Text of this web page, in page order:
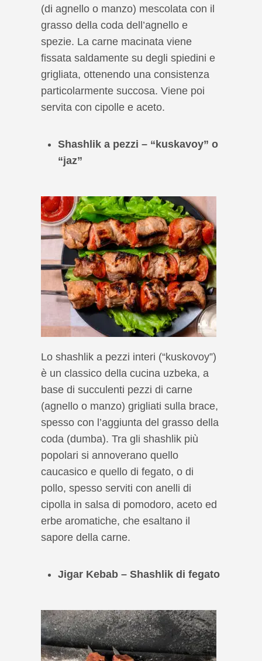
(di agnello o manzo) mescolata con il
grasso della coda dell’agnello e
spezie. La carne macinata viene
fissata saldamente su degli spiedini e
grigliata, ottenendo una consistenza
particolarmente succosa. Viene poi
servita con cipolle e aceto.
Shashlik a pezzi – “kuskavoy” o
“jaz”
Lo shashlik a pezzi interi (“kuskovoy”)
è un classico della cucina uzbeka, a
base di succulenti pezzi di carne
(agnello o manzo) grigliati sulla brace,
spesso con l’aggiunta del grasso della
coda (dumba). Tra gli shashlik più
popolari si annoverano quello
caucasico e quello di fegato, o di
pollo, spesso serviti con anelli di
cipolla in salsa di pomodoro, aceto ed
erbe aromatiche, che esaltano il
sapore della carne.
Jigar Kebab – Shashlik di fegato